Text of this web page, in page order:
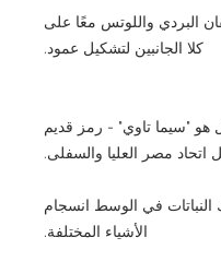
البردي واللوتس معًا على
كلا الجانبين لتشكيل عمود.
هو "سيما تاوي" - رمز قديم
اتحاد مصر العليا والسفلى.
النباتات في الوسط انسجام
الأشياء المختلفة.